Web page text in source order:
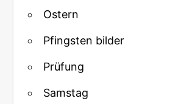
Ostern
Pfingsten bilder
Prüfung
Samstag